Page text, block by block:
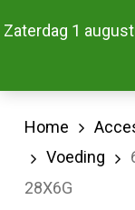
Zaterdag 1
to
Home
Voeding
28X6G